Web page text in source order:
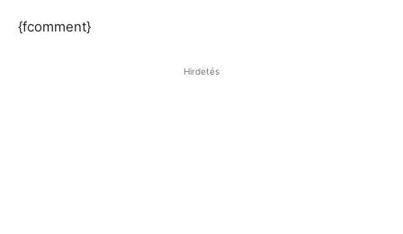
{fcomment}
Hirdetés